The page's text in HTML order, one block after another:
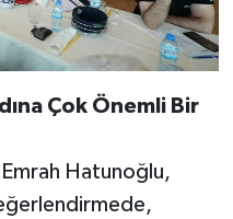
Çok Önemli Bir
Emrah Hatunoğlu,